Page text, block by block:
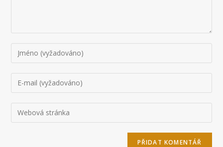
Chcete-
li
přidat
komentář,
své
jméno
Chcete-
li
přidat
komentář,
Zadejte
adresu